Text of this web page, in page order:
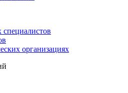
организациях